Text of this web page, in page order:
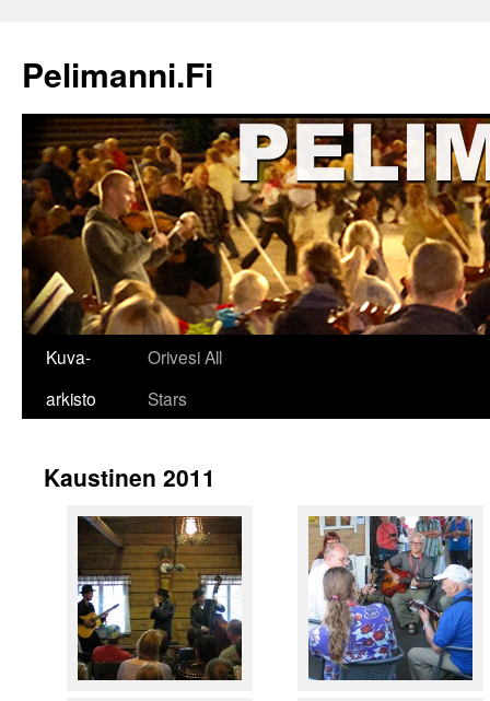
Pelimanni.Fi
Kuva-
arkisto
Orivesi All
Stars
Kaustinen 2011